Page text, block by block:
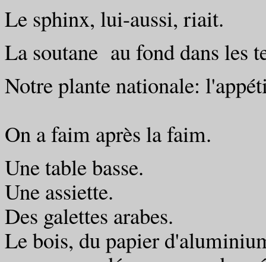
Le sphinx, lui-aussi, riait.
La soutane au fond dans les
Notre plante nationale:
On a faim après la faim.
Une table basse.
Une assiette.
Des galettes arabes.
Le bois, du papier